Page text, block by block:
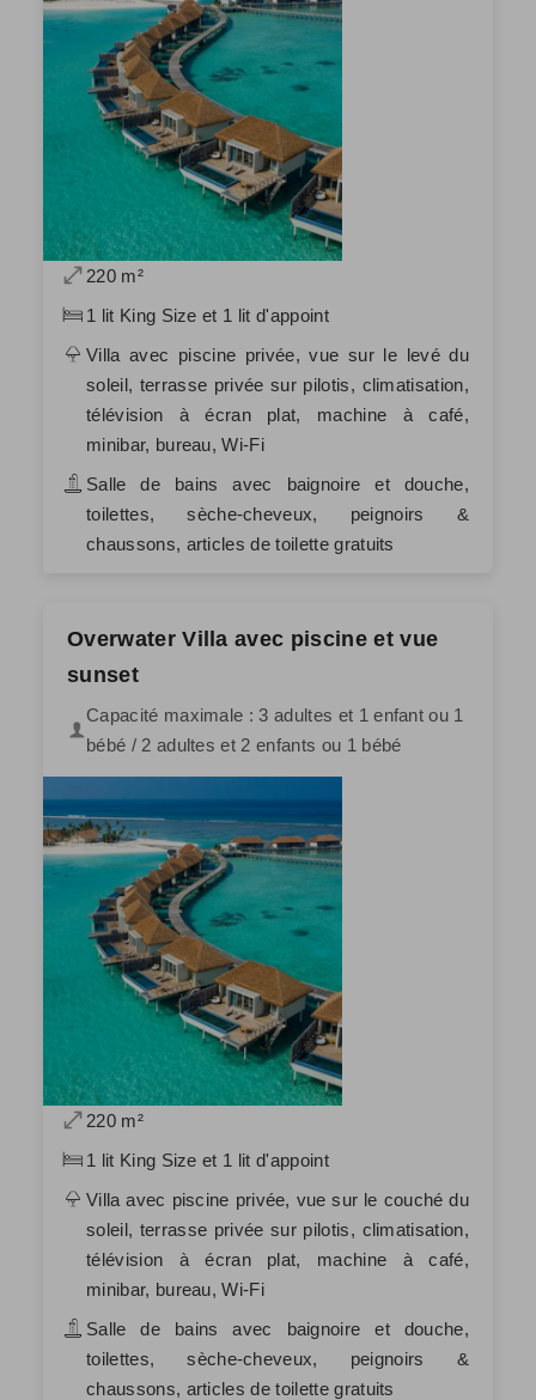
220 m²
1 lit King Size et 1 lit d'appoint
Villa avec piscine privée, vue sur le levé du
soleil, terrasse privée sur pilotis, climatisation,
télévision à écran plat, machine à café,
minibar, bureau, Wi-Fi
Salle de bains avec baignoire et douche,
toilettes, sèche-cheveux, peignoirs &
chaussons, articles de toilette gratuits
Overwater Villa avec piscine et vue
sunset
Capacité maximale : 3 adultes et 1 enfant ou 1
bébé / 2 adultes et 2 enfants ou 1 bébé
220 m²
1 lit King Size et 1 lit d'appoint
Villa avec piscine privée, vue sur le couché du
soleil, terrasse privée sur pilotis, climatisation,
télévision à écran plat, machine à café,
minibar, bureau, Wi-Fi
Salle de bains avec baignoire et douche,
toilettes, sèche-cheveux, peignoirs &
chaussons, articles de toilette gratuits